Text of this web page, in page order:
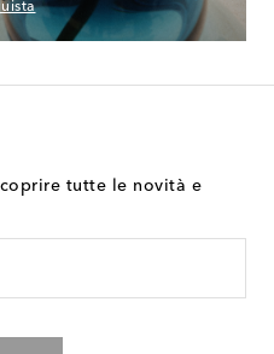
tutte le novità e